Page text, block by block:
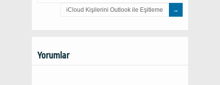
iCloud Kişilerini Outlook ile Eşitleme
Yorumlar